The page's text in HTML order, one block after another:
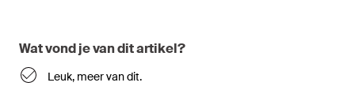
Wat vond je van dit artikel?
Leuk, meer van dit.